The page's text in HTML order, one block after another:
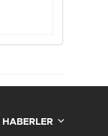
HABERLER